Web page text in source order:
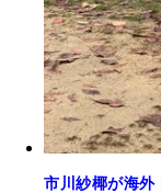
市川紗椰が海外